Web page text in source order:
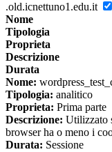
.old.icnettuno1.edu.it
Nome
Tipologia
Proprieta
Descrizione
Durata
Nome:
Tipologia: analitico
Proprieta: Prima parte
Descrizione: Utilizzato
browser ha o meno i
Durata: Sessione